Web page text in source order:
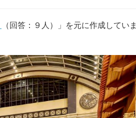
（回答：９人）」を元に作成していま